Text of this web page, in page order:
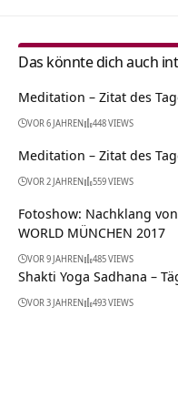
Das könnte dich auch
Meditation – Zitat des
VOR 6 JAHREN 448 VIEWS
Meditation – Zitat des
VOR 2 JAHREN 559 VIEWS
Fotoshow: Nachklang
WORLD MÜNCHEN 2017
VOR 9 JAHREN 485 VIEWS
Shakti Yoga Sadhana –
VOR 3 JAHREN 493 VIEWS